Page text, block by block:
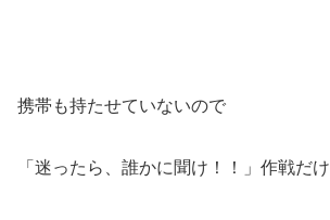
携帯も持たせていないので
「迷ったら、誰かに聞け！！」作戦だけ